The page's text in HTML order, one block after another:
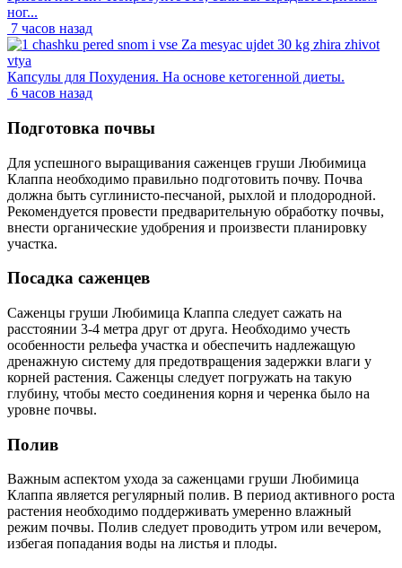
ног...
7 часов назад
Капсулы для Похудения. На основе кетогенной диеты.
6 часов назад
Подготовка почвы
Для успешного выращивания саженцев груши Любимица
Клаппа необходимо правильно подготовить почву. Почва
должна быть суглинисто-песчаной, рыхлой и плодородной.
Рекомендуется провести предварительную обработку почвы,
внести органические удобрения и произвести планировку
участка.
Посадка саженцев
Саженцы груши Любимица Клаппа следует сажать на
расстоянии 3-4 метра друг от друга. Необходимо учесть
особенности рельефа участка и обеспечить надлежащую
дренажную систему для предотвращения задержки влаги у
корней растения. Саженцы следует погружать на такую
глубину, чтобы место соединения корня и черенка было на
уровне почвы.
Полив
Важным аспектом ухода за саженцами груши Любимица
Клаппа является регулярный полив. В период активного роста
растения необходимо поддерживать умеренно влажный
режим почвы. Полив следует проводить утром или вечером,
избегая попадания воды на листья и плоды.